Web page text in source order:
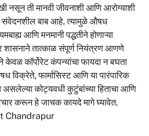
नसून ती मानवी जीवनाशी आणि आरोग्याशी
बाब आहे. त्यामुळे औषध
आणि मनमानी पद्धतीने होणाऱ्या
शासनाने तात्काळ संपूर्ण नियंत्रण आणणे
कॉर्पोरेट कंपन्यांचा फायदा न बघता
विक्रेते, फार्मासिस्ट आणि या पारंपारिक
कोट्यवधी कुटुंबांच्या हिताचा आणि
विचार करून हे जाचक कायदे मागे घ्यावेत.
Chandrapur